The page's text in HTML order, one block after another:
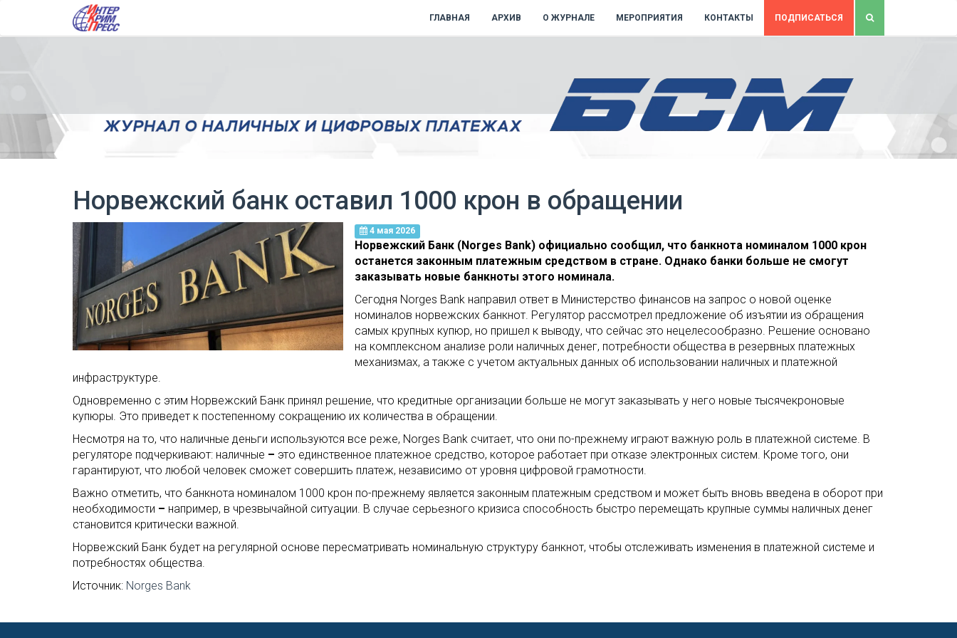
ГЛАВНАЯ АРХИВ О ЖУРНАЛЕ МЕРОПРИЯТИЯ КОНТАКТЫ ПОДПИСАТЬСЯ
Норвежский банк оставил 1000 крон в обращении
4 мая 2026
Норвежский Банк (Norges Bank) официально сообщил, что банкнота номиналом 1000 крон
останется законным платежным средством в стране. Однако банки больше не смогут
заказывать новые банкноты этого номинала.
Сегодня Norges Bank направил ответ в Министерство финансов на запрос о новой оценке
номиналов норвежских банкнот. Регулятор рассмотрел предложение об изъятии из обращения
самых крупных купюр, но пришел к выводу, что сейчас это нецелесообразно. Решение основано
на комплексном анализе роли наличных денег, потребности общества в резервных платежных
механизмах, а также с учетом актуальных данных об использовании наличных и платежной
инфраструктуре.
Одновременно с этим Норвежский Банк принял решение, что кредитные организации больше не могут заказывать у него новые тысячекроновые
купюры. Это приведет к постепенному сокращению их количества в обращении.
Несмотря на то, что наличные деньги используются все реже, Norges Bank считает, что они по-прежнему играют важную роль в платежной системе. В
регуляторе подчеркивают: наличные – это единственное платежное средство, которое работает при отказе электронных систем. Кроме того, они
гарантируют, что любой человек сможет совершить платеж, независимо от уровня цифровой грамотности.
Важно отметить, что банкнота номиналом 1000 крон по-прежнему является законным платежным средством и может быть вновь введена в оборот при
необходимости – например, в чрезвычайной ситуации. В случае серьезного кризиса способность быстро перемещать крупные суммы наличных денег
становится критически важной.
Норвежский Банк будет на регулярной основе пересматривать номинальную структуру банкнот, чтобы отслеживать изменения в платежной системе и
потребностях общества.
Источник: Norges Bank